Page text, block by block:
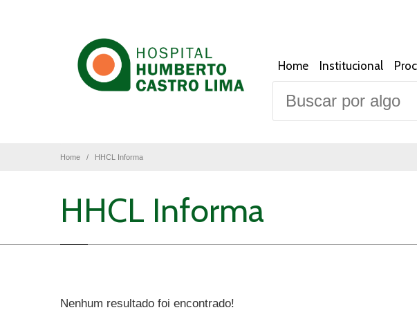
Home Institucional
Home HHCL Informa
HHCL Informa
Nenhum resultado foi encontrado!